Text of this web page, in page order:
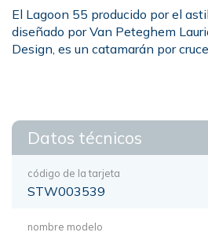
El Lagoon 55 producido por el
diseñado por Van Peteghem
Design, es un catamarán por
Datos técnicos
código de la tarjeta
STW003539
nombre modelo